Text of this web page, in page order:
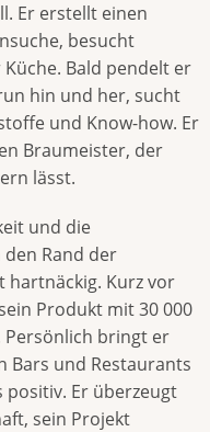
Er erstellt einen
besucht
Bald pendelt er
hin und her, sucht
und Know-how. Er
Braumeister, der
lässt.
und die
Rand der
hartnäckig. Kurz vor
Produkt mit 30 000
Persönlich bringt er
Bars und Restaurants
positiv. Er überzeugt
sein Projekt